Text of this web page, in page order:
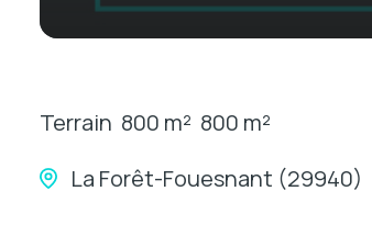
Terrain 800 m² 800 m²
La Forêt-Fouesnant (29940)